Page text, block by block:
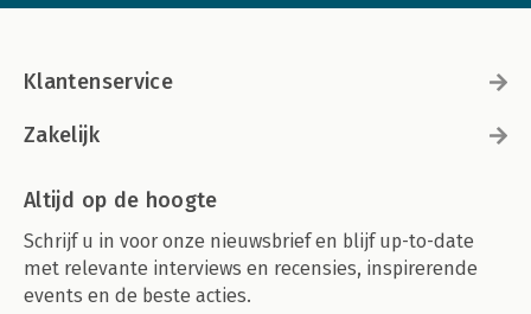
Klantenservice
Zakelijk
Altijd op de hoogte
Schrijf u in voor onze nieuwsbrief en blijf up-to-date
met relevante interviews en recensies, inspirerende
events en de beste acties.